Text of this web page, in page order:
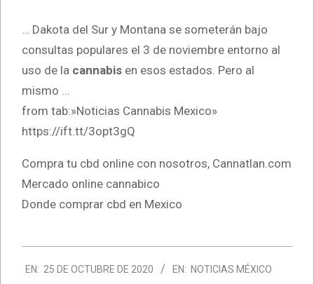
… Dakota del Sur y Montana se someterán bajo
consultas populares el 3 de noviembre entorno al
uso de la cannabis en esos estados. Pero al
mismo …
from tab:»Noticias Cannabis Mexico»
https://ift.tt/3opt3gQ
Compra tu cbd online con nosotros, Cannatlan.com
Mercado online cannabico
Donde comprar cbd en Mexico
10-
EN: 25 DE OCTUBRE DE 2020 EN: NOTICIAS MÉXICO